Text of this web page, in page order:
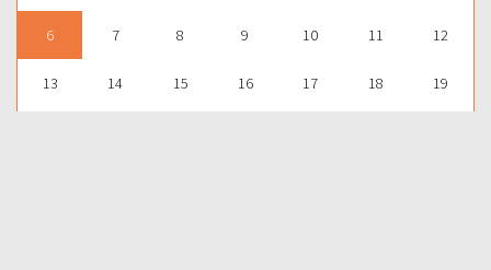
6 7 8 9 10 11 12
13 14 15 16 17 18 19